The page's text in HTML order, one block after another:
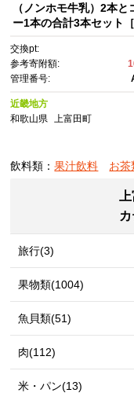
（ノンホモ牛乳）2本と
ー1本の合計3本セット
交換pt:
参考寄附額:
管理番号:
近畿地方
和歌山県
上富田町
飲料類：果汁飲料 お茶
旅行(3)
果物類(1004)
魚貝類(51)
肉(112)
米・パン(13)